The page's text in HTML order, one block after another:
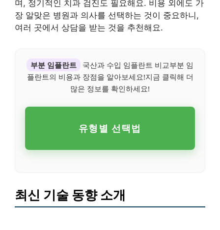
며, 정기적인 치과 검진도 필요해요. 비용 외에도 가
장 알맞은 병원과 의사를 선택하는 것이 중요하니,
여러 곳에서 상담을 받는 것을 추천해요.
부분 임플란트
국산과 수입 임플란트 비교부분 임
플란트의 비용과 장점을 알아보세요!지금 클릭해 더
많은 정보를 확인하세요!
유형별 선택법
최신 기술 동향 소개